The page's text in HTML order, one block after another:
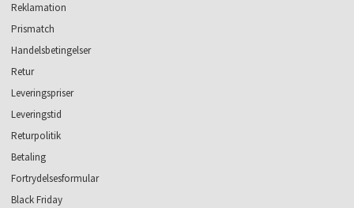
Reklamation
Prismatch
Handelsbetingelser
Retur
Leveringspriser
Leveringstid
Returpolitik
Betaling
Fortrydelsesformular
Black Friday